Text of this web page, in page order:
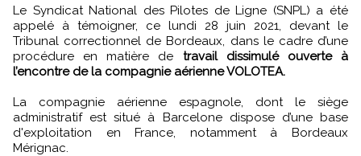
Le Syndicat National des Pilotes de Ligne (SNPL) a été
appelé à témoigner, ce lundi 28 juin 2021, devant le
Tribunal correctionnel de Bordeaux, dans le cadre d’une
procédure en matière de travail dissimulé ouverte à
l’encontre de la compagnie aérienne VOLOTEA.
La compagnie aérienne espagnole, dont le siège
administratif est situé à Barcelone dispose d’une base
d'exploitation en France, notamment à Bordeaux
Mérignac.